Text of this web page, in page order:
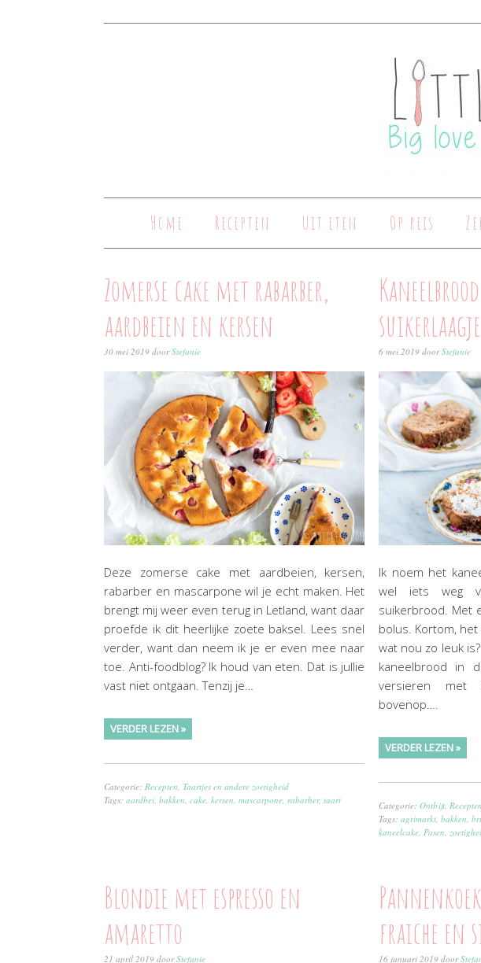
Home Recepten Uit eten Op reis
Zomerse cake met rabarber,
aardbeien en kersen
30 mei 2019 doorStefanie
Deze zomerse cake met aardbeien, kersen,
rabarber en mascarpone wil je echt maken. Het
brengt mij weer even terug in Letland, want daar
proefde ik dit heerlijke zoete baksel. Lees snel
verder, want dan neem ik je er even mee naar
toe. Anti-foodblog? Ik houd van eten. Dat is jullie
vast niet ontgaan. Tenzij je…
VERDER LEZEN »
Categorie: Recepten Taartjes en andere zoetigheid
Tags: aardbei bakken cake kersen mascarpone rabarber, taart
6 mei 2019doorStefanie
Ik noem het
wel iets weg
suikerbrood. Met
bolus. Kortom,
wat nou zo leuk
kaneelbrood in
versieren met
bovenop….
VERDER LEZEN »
Categorie: Ontbijt, Recepten
Tags: agrimarkt, bakken
kaneelcake, Pasen
Blondie met espresso en
amaretto
21 april 2019 doorStefanie
fraiche en
16 januari 2019door